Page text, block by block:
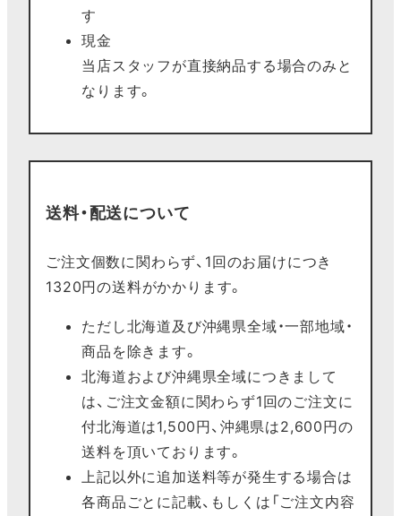
す
現金
当店スタッフが直接納品する場合のみと
なります。
送料・配送について
ご注文個数に関わらず、1回のお届けにつき
1320円の送料がかかります。
ただし北海道及び沖縄県全域・一部地域・
商品を除きます。
北海道および沖縄県全域につきまして
は、ご注文金額に関わらず1回のご注文に
付北海道は1,500円、沖縄県は2,600円の
送料を頂いております。
上記以外に追加送料等が発生する場合は
各商品ごとに記載、もしくは「ご注文内容